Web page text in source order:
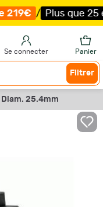
/ Plus que 25
Se connecter Panier
Filtrer
25.4mm